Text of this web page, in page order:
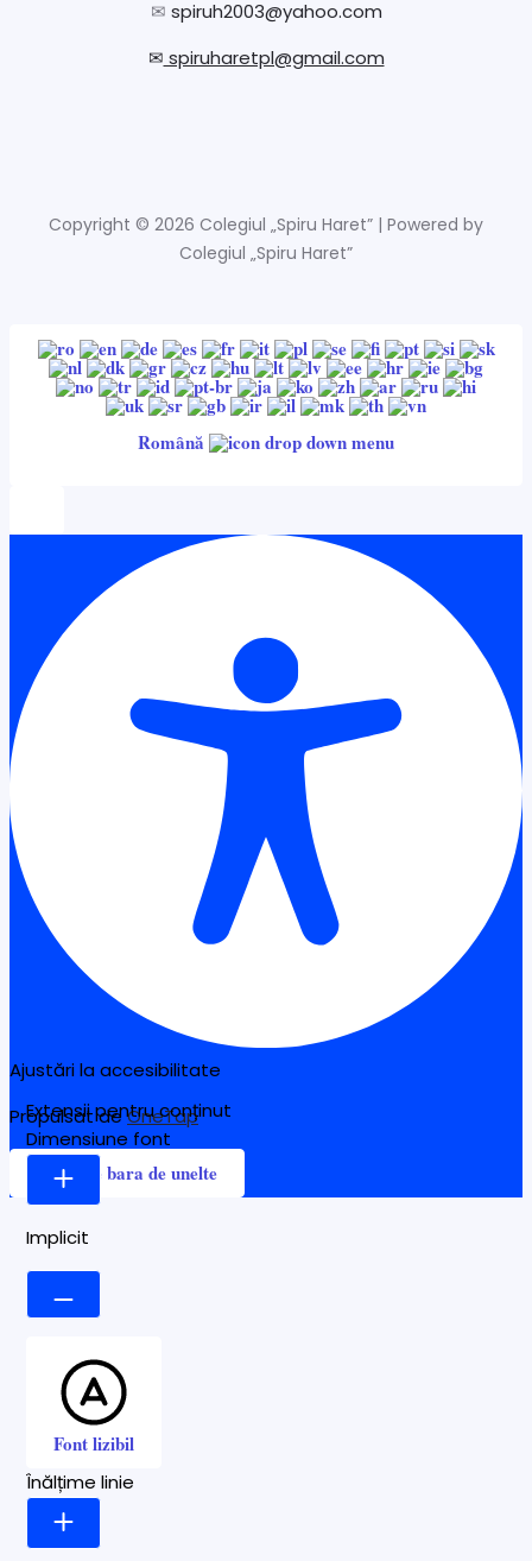
✉ spiruh2003@yahoo.com
✉ spiruharetpl@gmail.com
Copyright © 2026 Colegiul „Spiru Haret” | Powered by
Colegiul „Spiru Haret”
Română
Ajustări la accesibilitate
Propulsat deOneTap
Ascunde bara de unelte
Extensii pentru conținut
Dimensiune font
Implicit
Font lizibil
Înălțime linie